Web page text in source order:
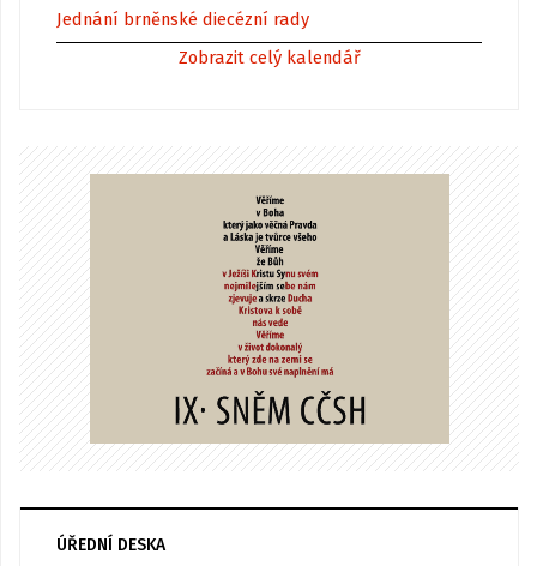
Jednání brněnské diecézní rady
Zobrazit celý kalendář
ÚŘEDNÍ DESKA